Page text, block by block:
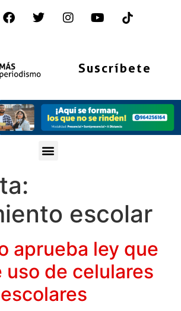
Suscríbete
escolar
aprueba ley que
uso de celulares